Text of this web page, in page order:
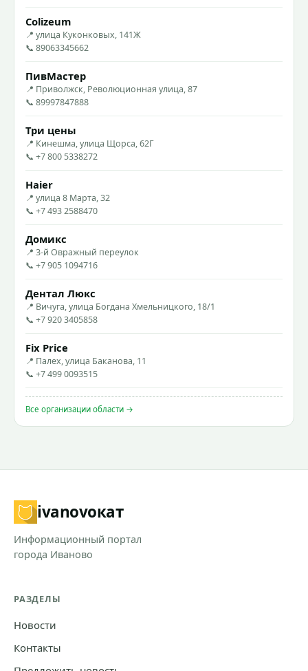
Colizeum
📍 улица Куконковых, 141Ж
📞 89063345662
ПивМастер
📍 Приволжск, Революционная улица, 87
📞 89997847888
Три цены
📍 Кинешма, улица Щорса, 62Г
📞 +7 800 5338272
Haier
📍 улица 8 Марта, 32
📞 +7 493 2588470
Домикс
📍 3-й Овражный переулок
📞 +7 905 1094716
Дентал Люкс
📍 Вичуга, улица Богдана Хмельницкого, 18/1
📞 +7 920 3405858
Fix Price
📍 Палех, улица Баканова, 11
📞 +7 499 0093515
Все организации области →
ivanovoкат
Информационный портал
города Иваново
РАЗДЕЛЫ
Новости
Контакты